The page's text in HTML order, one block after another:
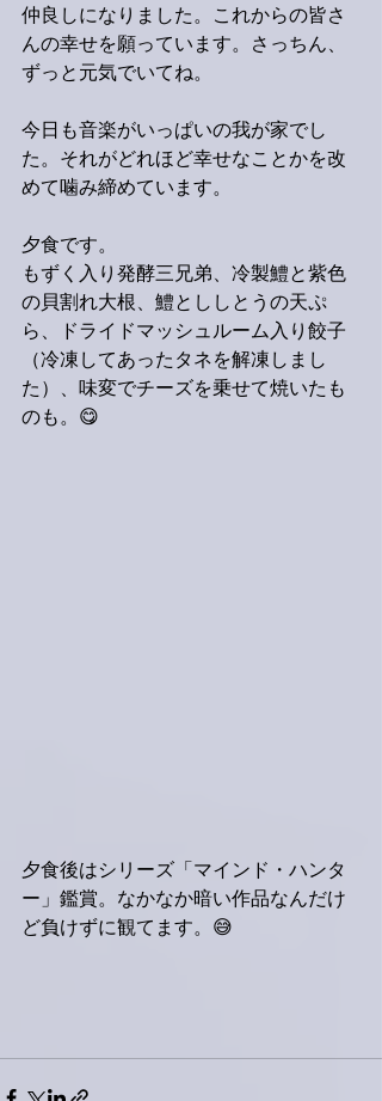
仲良しになりました。これからの皆さ
んの幸せを願っています。さっちん、
ずっと元気でいてね。
今日も音楽がいっぱいの我が家でし
た。それがどれほど幸せなことかを改
めて噛み締めています。
夕食です。
もずく入り発酵三兄弟、冷製鱧と紫色
の貝割れ大根、鱧とししとうの天ぷ
ら、ドライドマッシュルーム入り餃子
（冷凍してあったタネを解凍しまし
た）、味変でチーズを乗せて焼いたも
のも。😋
夕食後はシリーズ「マインド・ハンタ
ー」鑑賞。なかなか暗い作品なんだけ
ど負けずに観てます。😅